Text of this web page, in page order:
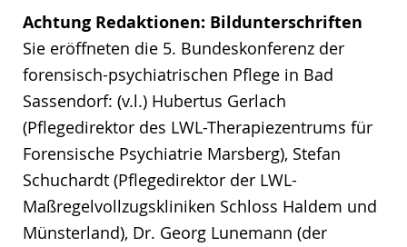
Achtung Redaktionen: Bildunterschriften
Sie eröffneten die 5. Bundeskonferenz der
forensisch-psychiatrischen Pflege in Bad
Sassendorf: (v.l.) Hubertus Gerlach
(Pflegedirektor des LWL-Therapiezentrums für
Forensische Psychiatrie Marsberg), Stefan
Schuchardt (Pflegedirektor der LWL-
Maßregelvollzugskliniken Schloss Haldem und
Münsterland), Dr. Georg Lunemann (der